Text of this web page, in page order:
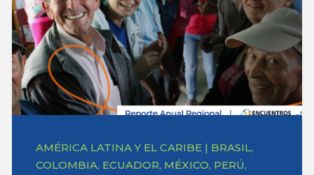
AMÉRICA LATINA Y EL CARIBE | BRASIL,
COLOMBIA, ECUADOR, MÉXICO, PERÚ,